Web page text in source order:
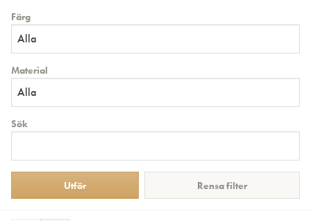
Färg
Alla
Material
Alla
Sök
Rensa filter